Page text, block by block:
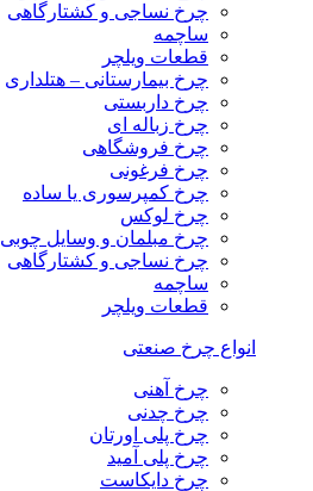
چرخ نساجی و کشتارگاهی
ساچمه
قطعات ویلچر
چرخ بیمارستانی – هتلداری
چرخ داربستی
چرخ زباله ای
چرخ فروشگاهی
چرخ فرغونی
چرخ کمپرسوری یا ساده
چرخ لوکس
چرخ مبلمان و وسایل چوبی
چرخ نساجی و کشتارگاهی
ساچمه
قطعات ویلچر
انواع چرخ صنعتی
چرخ آهنی
چرخ چدنی
چرخ پلی اورتان
چرخ پلی آمید
چرخ دایکاست